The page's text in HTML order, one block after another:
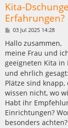
Kita-
Erfahrungen?
B
i
r
a
g
03 Jul 2025 14:28
Hallo zusammen,
meine Frau und
geeigneten Kita in
und ehrlich
Plätze sind
wissen nicht, wo
Habt ihr
Einrichtungen?
besonders achten?